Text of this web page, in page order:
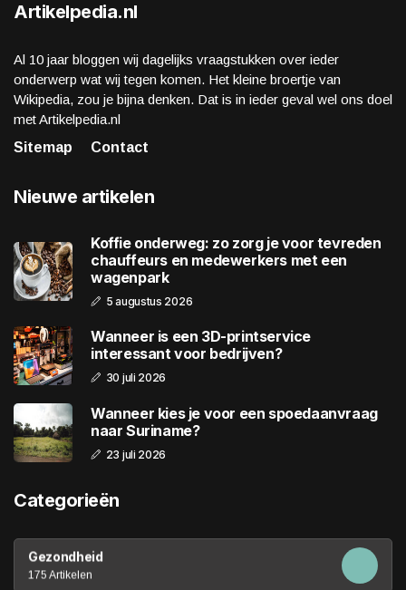
Artikelpedia.nl
Al 10 jaar bloggen wij dagelijks vraagstukken over ieder
onderwerp wat wij tegen komen. Het kleine broertje van
Wikipedia, zou je bijna denken. Dat is in ieder geval wel ons doel
met Artikelpedia.nl
Sitemap
Contact
Nieuwe artikelen
Koffie onderweg: zo zorg je voor tevreden
chauffeurs en medewerkers met een
wagenpark
5 augustus 2026
Wanneer is een 3D-printservice
interessant voor bedrijven?
30 juli 2026
Wanneer kies je voor een spoedaanvraag
naar Suriname?
23 juli 2026
Categorieën
Gezondheid
175 Artikelen